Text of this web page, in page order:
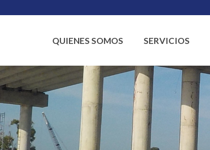
QUIENES SOMOS SERVICIOS